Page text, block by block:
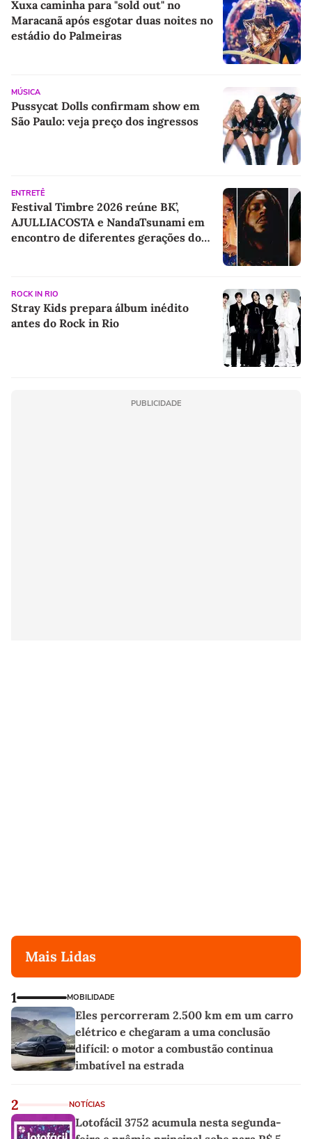
Xuxa caminha para "sold out" no
Maracanã após esgotar duas noites no
estádio do Palmeiras
MÚSICA
Pussycat Dolls confirmam show em
São Paulo: veja preço dos ingressos
ENTRETÊ
Festival Timbre 2026 reúne BK’,
AJULLIACOSTA e NandaTsunami em
encontro de diferentes gerações do
ROCK IN RIO
Stray Kids prepara álbum inédito
antes do Rock in Rio
PUBLICIDADE
Mais Lidas
1 MOBILIDADE
Eles percorreram 2.500 km em um carro
elétrico e chegaram a uma conclusão
difícil: o motor a combustão continua
imbatível na estrada
2 NOTÍCIAS
Lotofácil 3752 acumula nesta segunda-